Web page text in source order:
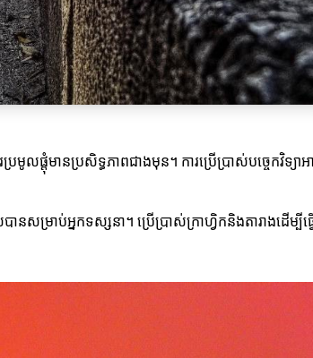
លផ្តុំមានប្រសិទ្ធភាពជាងមុន។ ការប្រើប្រាស់បច្ចេកវិទ្យ
រាប់អ្នកទស្សនា។ ប្រើប្រាស់ក្រាហ្វិកនិងតារាងដើម្បី